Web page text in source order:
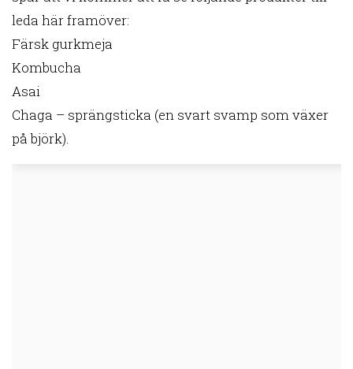
leda här framöver:
Färsk gurkmeja
Kombucha
Asai
Chaga – sprängsticka (en svart svamp som växer
på björk).